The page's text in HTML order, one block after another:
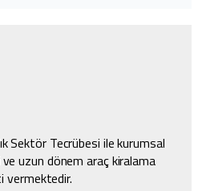
Sektör Tecrübesi ile kurumsal
uzun dönem araç kiralama
vermektedir.